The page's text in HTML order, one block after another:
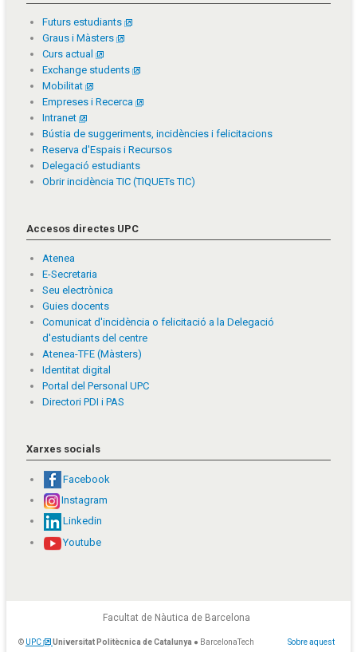
Futurs estudiants
Graus i Màsters
Curs actual
Exchange students
Mobilitat
Empreses i Recerca
Intranet
Bústia de suggeriments, incidències i felicitacions
Reserva d'Espais i Recursos
Delegació estudiants
Obrir incidència TIC (TIQUETs TIC)
Accesos directes UPC
Atenea
E-Secretaria
Seu electrònica
Guies docents
Comunicat d'incidència o felicitació a la Delegació
d'estudiants del centre
Atenea-TFE (Màsters)
Identitat digital
Portal del Personal UPC
Directori PDI i PAS
Xarxes socials
Facebook
Instagram
Linkedin
Youtube
Facultat de Nàutica de Barcelona
© UPC Universitat Politècnica de Catalunya ● BarcelonaTech Sobre aquest